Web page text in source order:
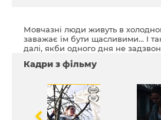
Мовчазні люди живуть в
заважає їм бути щасливими... І
далі, якби одного дня не
Кадри з фільму